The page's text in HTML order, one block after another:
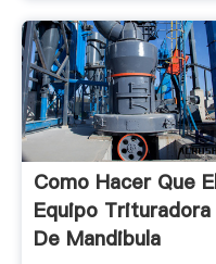
Como Hacer Que
Equipo Trituradora
De Mandibula